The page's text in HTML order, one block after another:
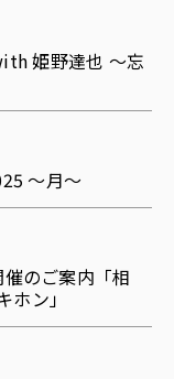
姫野達也 ～忘
～月～
のご案内「相
ン」